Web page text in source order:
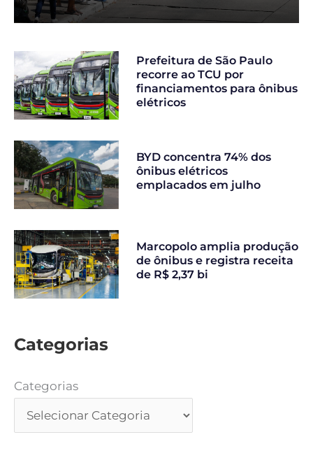
Prefeitura de São Paulo
recorre ao TCU por
financiamentos para ônibus
elétricos
BYD concentra 74% dos
ônibus elétricos
emplacados em julho
Marcopolo amplia produção
de ônibus e registra receita
de R$ 2,37 bi
Categorias
Categorias